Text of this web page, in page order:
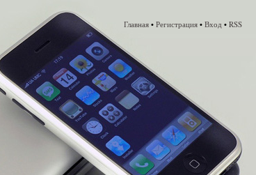
Главная • Регистрация • Вход • RSS